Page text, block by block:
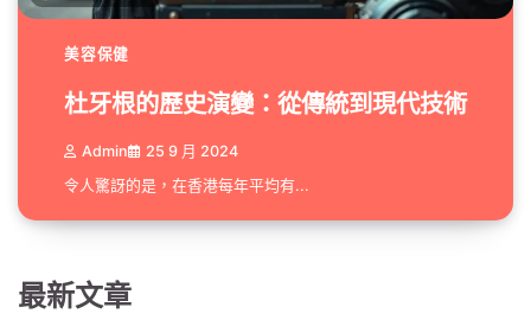
美容保健
杜牙根的歷史演變：從傳統到現代技術
Admin 25 9 月 2024
令人驚訝的是，在香港每年平均有...
最新文章